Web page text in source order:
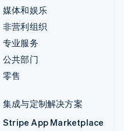
媒体和娱乐
非营利组织
专业服务
公共部门
零售
集成与定制解决方案
Stripe App Marketplace